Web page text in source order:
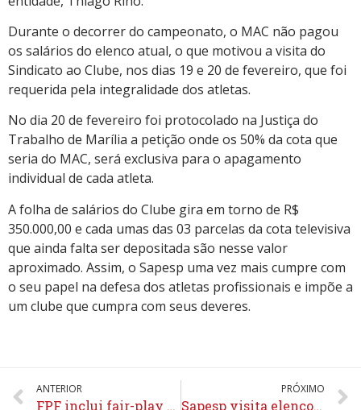
Durante o decorrer do campeonato, o MAC não pagou
os salários do elenco atual, o que motivou a visita do
Sindicato ao Clube, nos dias 19 e 20 de fevereiro, que foi
requerida pela integralidade dos atletas.
No dia 20 de fevereiro foi protocolado na Justiça do
Trabalho de Marília a petição onde os 50% da cota que
seria do MAC, será exclusiva para o apagamento
individual de cada atleta.
A folha de salários do Clube gira em torno de R$
350.000,00 e cada umas das 03 parcelas da cota televisiva
que ainda falta ser depositada são nesse valor
aproximado. Assim, o Sapesp uma vez mais cumpre com
o seu papel na defesa dos atletas profissionais e impõe a
um clube que cumpra com seus deveres.
ANTERIOR
FPF inclui fair-play financeiro no regulamento da Segunda Divisão 2015
PRÓXIMO
Sapesp visita elenco do União Barbarense e recebe elogios dos atletas